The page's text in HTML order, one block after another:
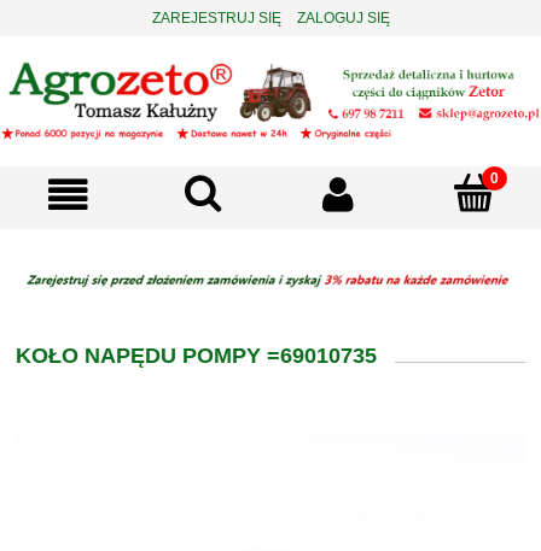
ZAREJESTRUJ SIĘ ZALOGUJ SIĘ
KOŁO NAPĘDU POMPY =69010735